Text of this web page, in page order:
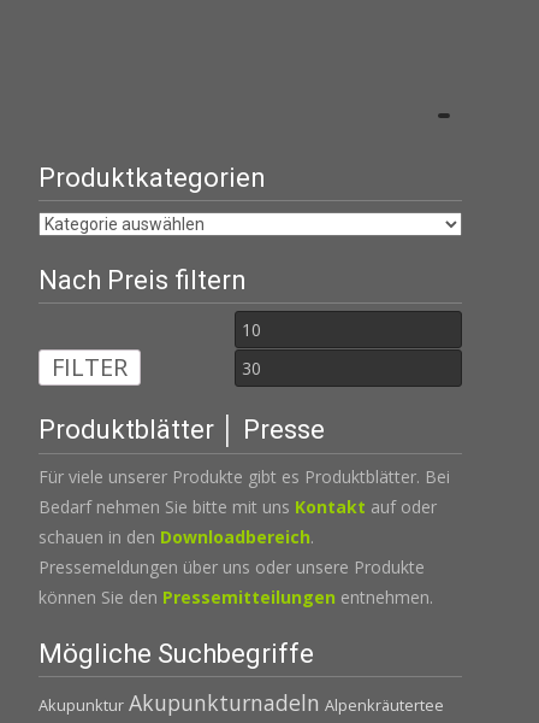
Produktkategorien
Nach Preis filtern
Min.
Preis
FILTER
Produktblätter │ Presse
Für viele unserer Produkte gibt es Produktblätter. Bei
Bedarf nehmen Sie bitte mit uns Kontakt auf oder
schauen in den Downloadbereich.
Pressemeldungen über uns oder unsere Produkte
können Sie den Pressemitteilungen entnehmen.
Mögliche Suchbegriffe
Akupunktur Akupunkturnadeln Alpenkräutertee